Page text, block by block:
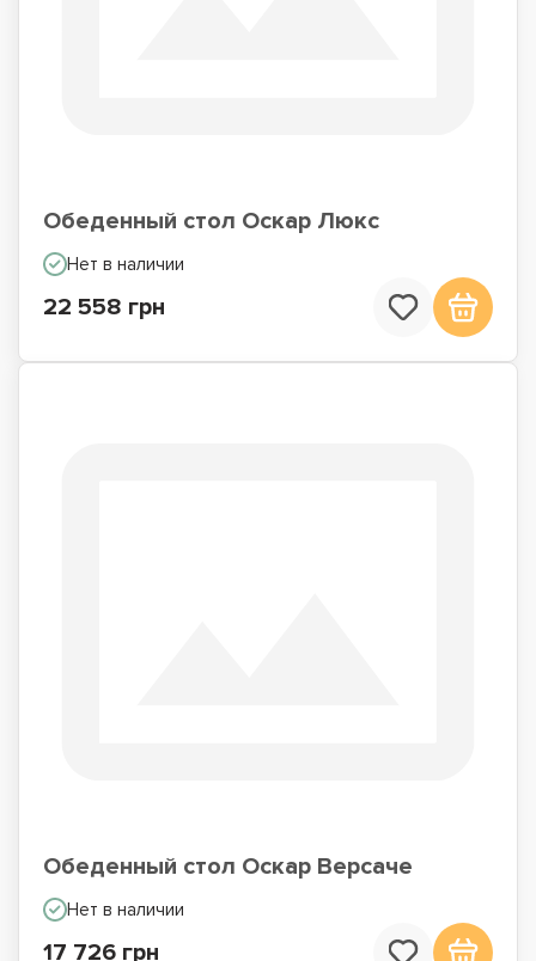
Обеденный стол Оскар Люкс
Нет в наличии
22 558 грн
Обеденный стол Оскар Версаче
Нет в наличии
17 726 грн